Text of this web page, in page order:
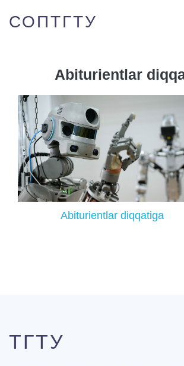
СОПТГТУ
Abiturientlar
Abiturientlar diqqatiga
ТГТУ